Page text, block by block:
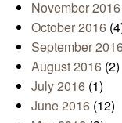
November 2016
October 2016
September
August 2016 (2)
July 2016 (1)
June 2016 (12)